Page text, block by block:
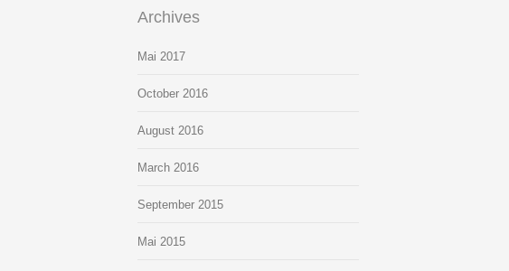
Archives
Mai 2017
October 2016
August 2016
March 2016
September 2015
Mai 2015